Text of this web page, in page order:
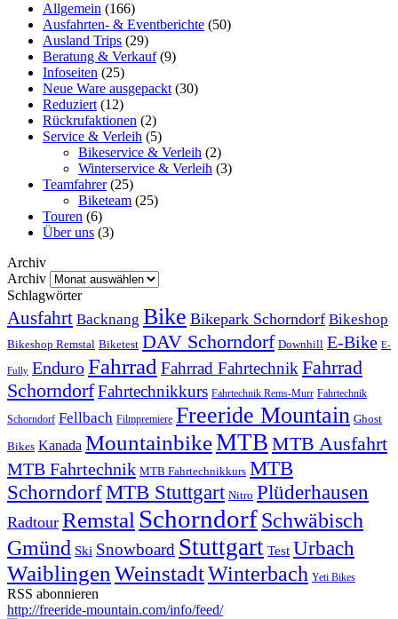
Allgemein (166)
Ausfahrten- & Eventberichte (50)
Ausland Trips (29)
Beratung & Verkauf(9)
Infoseiten (25)
Neue Ware ausgepackt (30)
Reduziert (12)
Rückrufaktionen (2)
Service & Verleih (5)
Bikeservice & Verleih (2)
Winterservice & Verleih (3)
Teamfahrer(25)
Biketeam (25)
Touren (6)
Über uns (3)
Archiv
Archiv
Schlagwörter
Ausfahrt Backnang Bike Bikepark Schorndorf Bikeshop
Bikeshop Remstal Biketest DAV Schorndorf Downhill E-Bike E-
Fully EnduroFahrrad Fahrrad Fahrtechnik Fahrrad
SchorndorfFahrtechnikkurs Fahrtechnik Rems-Murr Fahrtechnik
Schorndorf Fellbach Filmpremiere Freeride Mountain Ghost
Bikes Kanada MountainbikeMTB MTB Ausfahrt
MTB Fahrtechnik MTB Fahrtechnikkurs MTB
SchorndorfMTB Stuttgart Nitro Plüderhausen
Radtour Remstal SchorndorfSchwäbisch
Gmünd Ski Snowboard Stuttgart Test Urbach
Waiblingen WeinstadtWinterbach Yeti Bikes
RSS abonnieren
http://freeride-mountain.com/info/feed/